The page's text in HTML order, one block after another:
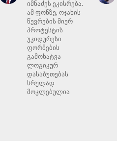
იმნაძეს ეკისრება.
ამ ფონზე, ოჯახის
წევრების მიერ
პროტესტის
უკიდურესი
ფორმების
გამოხატვა
ლოგიკურ
დასაბუთებას
სრულად
მოკლებულია